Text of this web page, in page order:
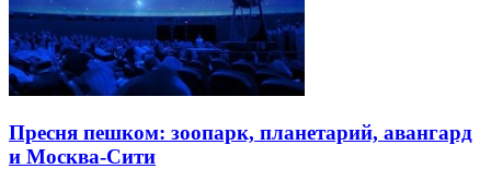
Пресня пешком: зоопарк, планетарий, авангард
и Москва-Сити